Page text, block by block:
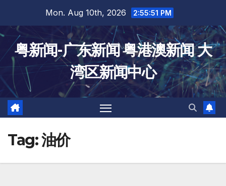
content
Mon. Aug 10th, 2026 2:55:51 PM
粤新闻-广东新闻 粤港澳新闻 大
湾区新闻中心
Tag:油价